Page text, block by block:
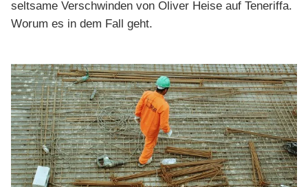
seltsame Verschwinden von Oliver Heise auf Teneriffa.
Worum es in dem Fall geht.